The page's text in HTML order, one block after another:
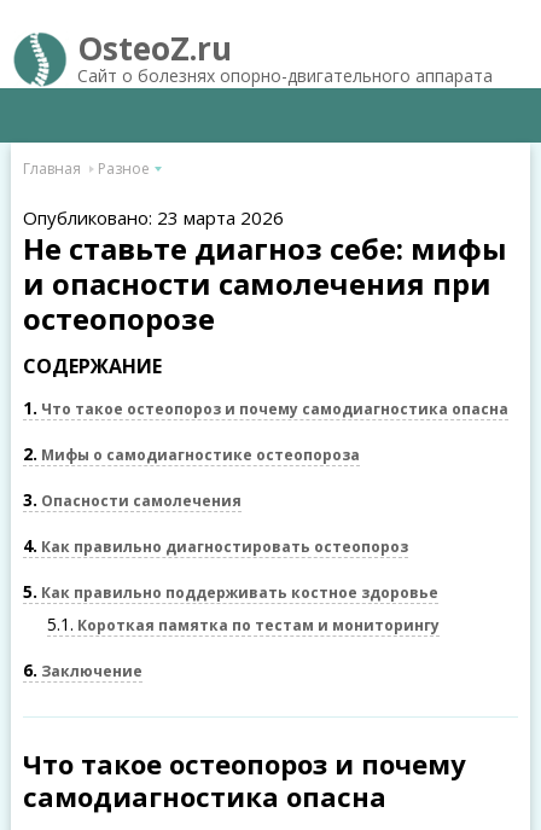
OsteoZ.ru
Сайт о болезнях опорно-двигательного аппарата
Главная Разное
Опубликовано: 23 марта 2026
Не ставьте диагноз себе: мифы
и опасности самолечения при
остеопорозе
СОДЕРЖАНИЕ
1 Что такое остеопороз и почему самодиагностика опасна
2 Мифы о самодиагностике остеопороза
3 Опасности самолечения
4 Как правильно диагностировать остеопороз
5 Как правильно поддерживать костное здоровье
5.1 Короткая памятка по тестам и мониторингу
6 Заключение
Что такое остеопороз и почему
самодиагностика опасна